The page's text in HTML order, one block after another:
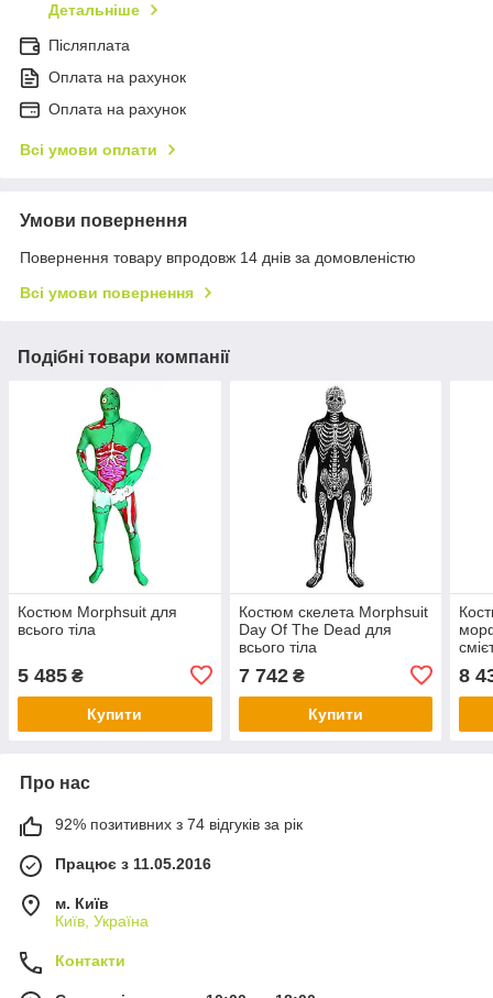
Детальніше
Післяплата
Оплата на рахунок
Оплата на рахунок
Всі умови оплати
Умови повернення
Повернення товару впродовж 14 днів за домовленістю
Всі умови повернення
Подібні товари компанії
Костюм Morphsuit для
всього тіла
5 485 ₴
Купити
Костюм скелета Morphsuit
Day Of The Dead для
всього тіла
7 742₴
Купити
8
Про нас
92% позитивних з 74 відгуків за рік
Працює з 11.05.2016
м. Київ
Київ, Україна
Контакти